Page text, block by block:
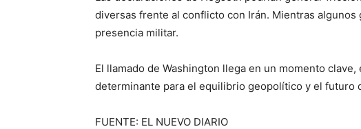
diversas frente al conflicto con Irán. Mientras
presencia militar.
El llamado de Washington llega en un momento
determinante para el equilibrio geopolítico y el futuro
FUENTE: EL NUEVO DIARIO